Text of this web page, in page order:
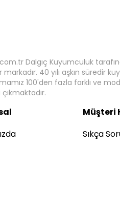
Dalgıç Kuyumculuk
markadır. 40 yılı aşkın süredir
100'den fazla farklı ve
Müşteri
Sıkça